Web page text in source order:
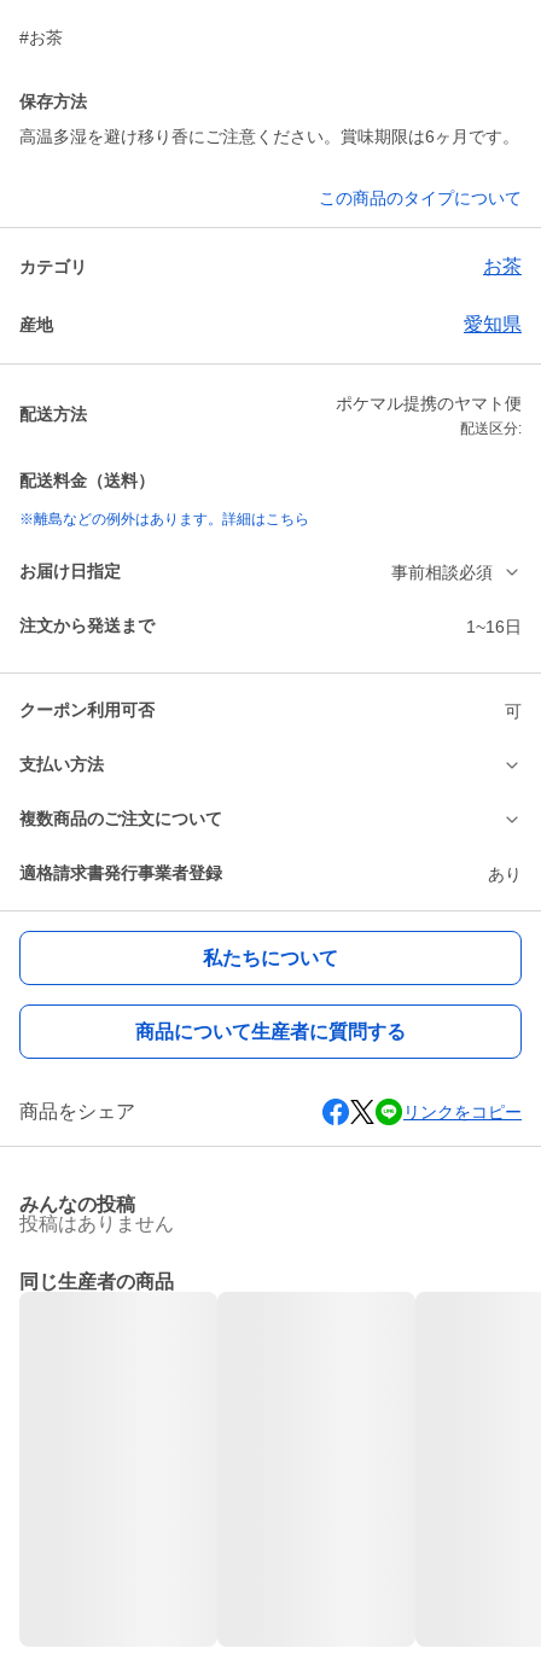
保存方法
高温多湿を避け移り香にご注意ください。賞味期限は6ヶ月です。
この商品のタイプについて
カテゴリ お茶
産地 愛知県
配送方法
ポケマル提携のヤマト便
配送区分:
配送料金（送料）
※離島などの例外はあります。詳細はこちら
お届け日指定 事前相談必須
注文から発送まで 1~16日
クーポン利用可否 可
支払い方法
複数商品のご注文について
適格請求書発行事業者登録 あり
私たちについて
商品について生産者に質問する
商品をシェア リンクをコピー
みんなの投稿
投稿はありません
同じ生産者の商品